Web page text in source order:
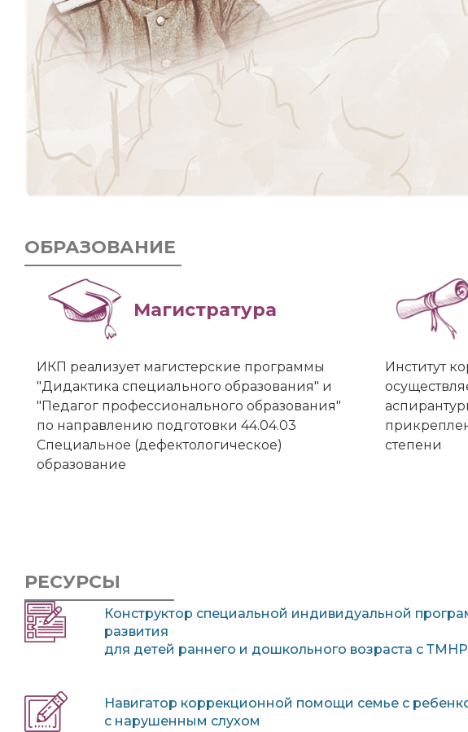
ОБРАЗОВАНИЕ
Магистратура
ИКП реализует магистерские программы
"Дидактика специального образования" и
"Педагог профессионального образования"
по направлению подготовки 44.04.03
Специальное (дефектологическое)
образование
Институт
степени
РЕСУРСЫ
Конструктор специальной индивидуальной
развития
для детей раннего и дошкольного возраста с ТМНР
Навигатор коррекционной помощи семье с
с нарушенным слухом